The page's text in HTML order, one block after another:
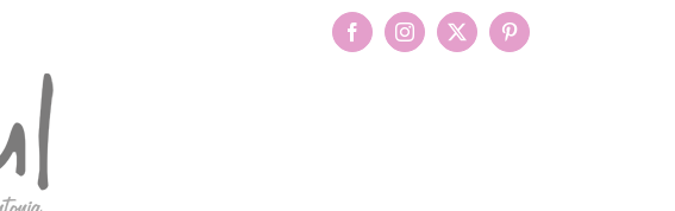
FacebookInstagram
X Pinterest